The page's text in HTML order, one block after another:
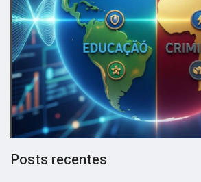
Posts recentes